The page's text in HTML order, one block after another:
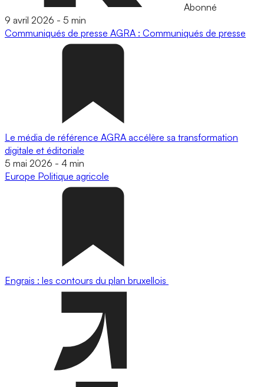
Abonné
9 avril 2026 - 5 min
Communiqués de presse AGRA : Communiqués de presse
Le média de référence AGRA accélère sa transformation
digitale et éditoriale
5 mai 2026 - 4 min
Europe Politique agricole
Engrais : les contours du plan bruxellois